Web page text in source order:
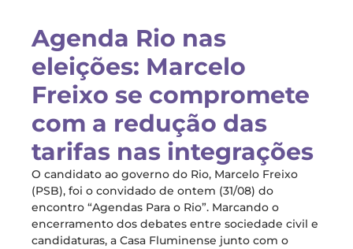
Agenda Rio nas
eleições: Marcelo
Freixo se compromete
com a redução das
tarifas nas integrações
O candidato ao governo do Rio, Marcelo Freixo
(PSB), foi o convidado de ontem (31/08) do
encontro “Agendas Para o Rio”. Marcando o
encerramento dos debates entre sociedade civil e
candidaturas, a Casa Fluminense junto com o